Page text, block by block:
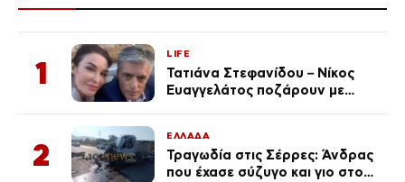
1
LIFE
Τατιάνα Στεφανίδου – Νίκος
Ευαγγελάτος ποζάρουν με
2
ΕΛΛΑΔΑ
Τραγωδία στις Σέρρες: Άνδρας
που έχασε σύζυγο και γιο στο